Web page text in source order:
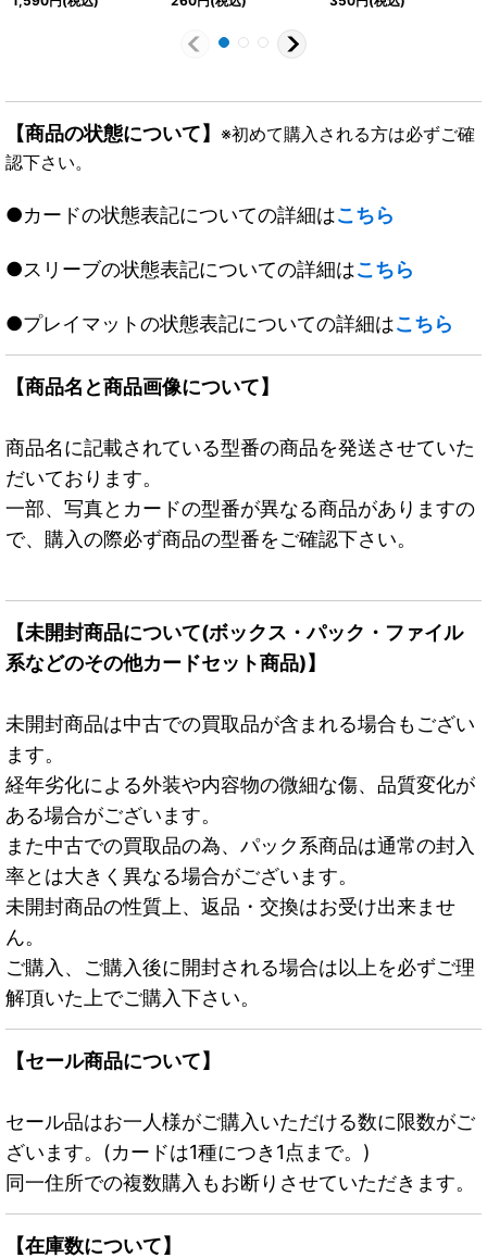
《光》
【商品の状態について】 ※初めて購入される方は必ずご確
認下さい。
●カードの状態表記についての詳細はこちら
●スリーブの状態表記についての詳細はこちら
●プレイマットの状態表記についての詳細はこちら
【商品名と商品画像について】
商品名に記載されている型番の商品を発送させていた
だいております。
一部、写真とカードの型番が異なる商品がありますの
で、購入の際必ず商品の型番をご確認下さい。
【未開封商品について(ボックス・パック・ファイル
系などのその他カードセット商品)】
未開封商品は中古での買取品が含まれる場合もござい
ます。
経年劣化による外装や内容物の微細な傷、品質変化が
ある場合がございます。
また中古での買取品の為、パック系商品は通常の封入
率とは大きく異なる場合がございます。
未開封商品の性質上、返品・交換はお受け出来ませ
ん。
ご購入、ご購入後に開封される場合は以上を必ずご理
解頂いた上でご購入下さい。
【セール商品について】
セール品はお一人様がご購入いただける数に限数がご
ざいます。(カードは1種につき1点まで。)
同一住所での複数購入もお断りさせていただきます。
【在庫数について】